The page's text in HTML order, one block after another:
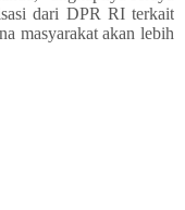
dari DPR RI terkait
masyarakat akan lebih